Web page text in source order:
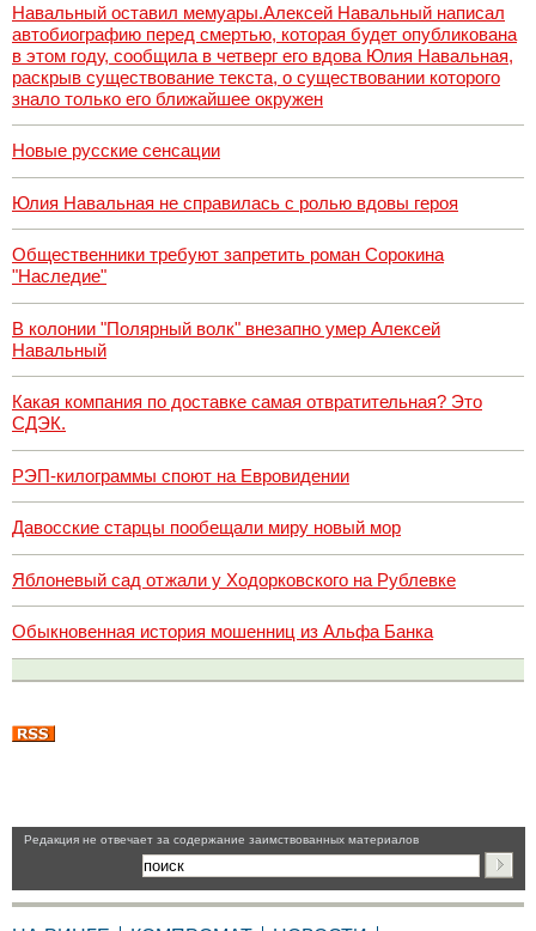
Навальный оставил мемуары.Алексей Навальный написал
автобиографию перед смертью, которая будет опубликована
в этом году, сообщила в четверг его вдова Юлия Навальная,
раскрыв существование текста, о существовании которого
знало только его ближайшее окружен
Новые русские сенсации
Юлия Навальная не справилась с ролью вдовы героя
Общественники требуют запретить роман Сорокина
"Наследие"
В колонии "Полярный волк" внезапно умер Алексей
Навальный
Какая компания по доставке самая отвратительная? Это
СДЭК.
РЭП-килограммы споют на Евровидении
Давосские старцы пообещали миру новый мор
Яблоневый сад отжали у Ходорковского на Рублевке
Обыкновенная история мошенниц из Альфа Банка
Pедакция не отвечает за содержание заимствованных материалов